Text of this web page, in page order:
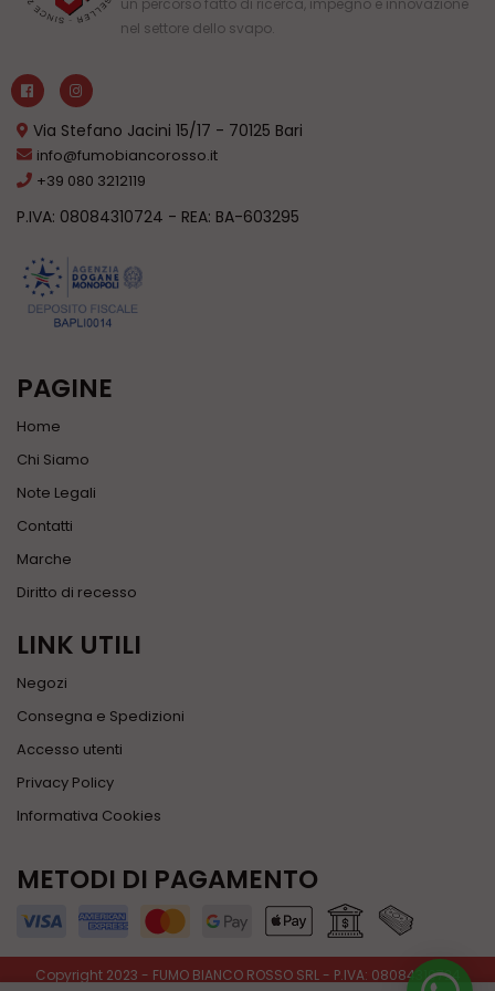
Dalle semplici sostituzioni a soluzioni più avanzate,su Fumo Bianco
Rosso, ecommerce opnline troverete tutto ciò che serve per
sicurezza.
un percorso fatto di ricerca, impegno e innovazione
nel settore dello svapo.
Via Stefano Jacini 15/17 - 70125 Bari
info@fumobiancorosso.it
+39 080 3212119
P.IVA: 08084310724 - REA: BA-603295
PAGINE
Home
Chi Siamo
Note Legali
Contatti
Marche
Diritto di recesso
LINK UTILI
Negozi
Consegna e Spedizioni
Accesso utenti
Privacy Policy
Informativa Cookies
METODI DI PAGAMENTO
Copyright 2023 - FUMO BIANCO ROSSO SRL - P.IVA: 08084310724